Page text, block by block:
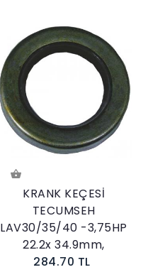
KRANK KEÇESİ
TECUMSEH
LAV30/35/40 -3,75HP
22.2x 34.9mm,
284.70 TL